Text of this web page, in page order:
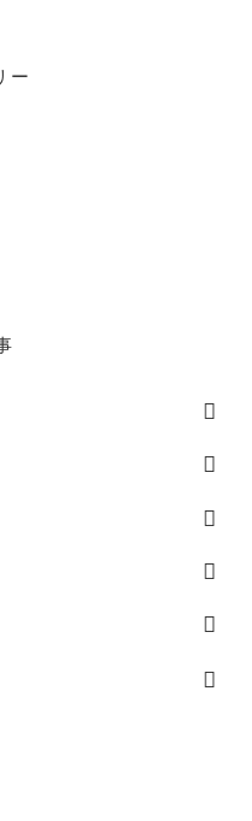
ー